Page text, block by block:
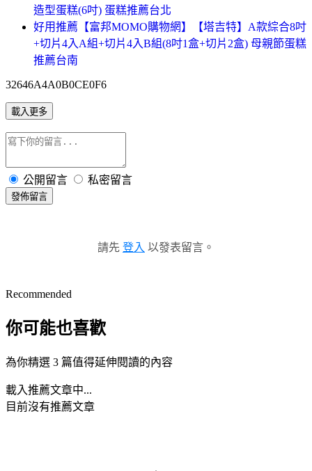
造型蛋糕(6吋) 蛋糕推薦台北
好用推薦【富邦MOMO購物網】【塔吉特】A款綜合8吋
+切片4入A組+切片4入B組(8吋1盒+切片2盒) 母親節蛋糕
推薦台南
32646A4A0B0CE0F6
載入更多
公開留言 私密留言
發佈留言
請先 登入 以發表留言。
Recommended
你可能也喜歡
為你精選 3 篇值得延伸閱讀的內容
載入推薦文章中...
目前沒有推薦文章